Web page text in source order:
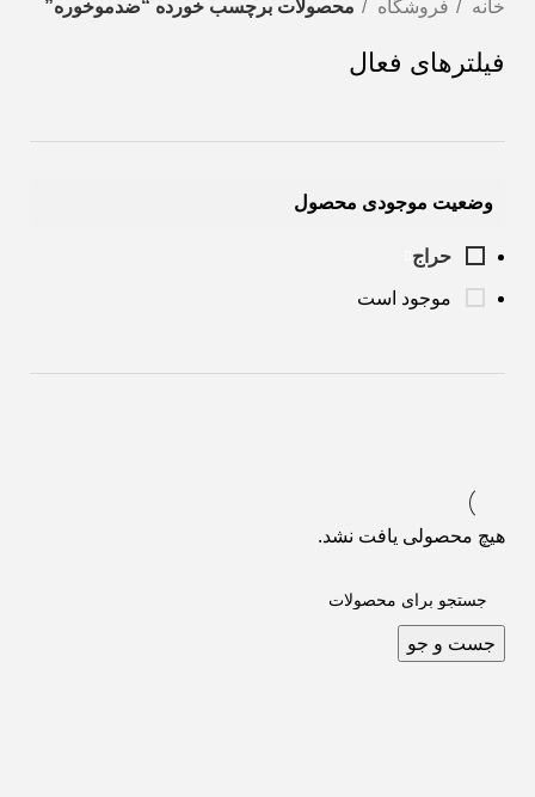
خانه فروشگاه محصولات برچسب خورده “ضدموخوره”
فیلترهای فعال
وضعیت موجودی محصول
حراج
موجود است
هیچ محصولی یافت نشد.
جست و جو